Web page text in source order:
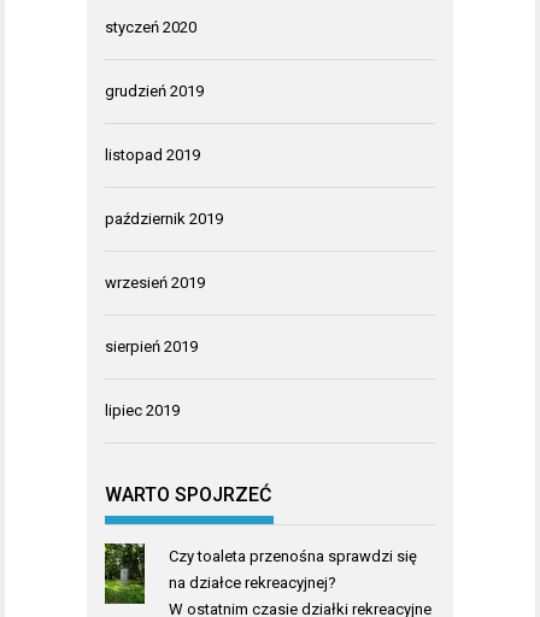
styczeń 2020
grudzień 2019
listopad 2019
październik 2019
wrzesień 2019
sierpień 2019
lipiec 2019
WARTO SPOJRZEĆ
Czy toaleta przenośna sprawdzi się
na działce rekreacyjnej?
W ostatnim czasie działki rekreacyjne